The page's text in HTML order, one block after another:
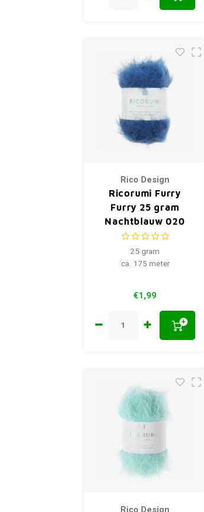
Rico Design
Ricorumi Furry
Furry 25 gram
Nachtblauw 020
25 gram
ca. 175 meter
€1,99
+